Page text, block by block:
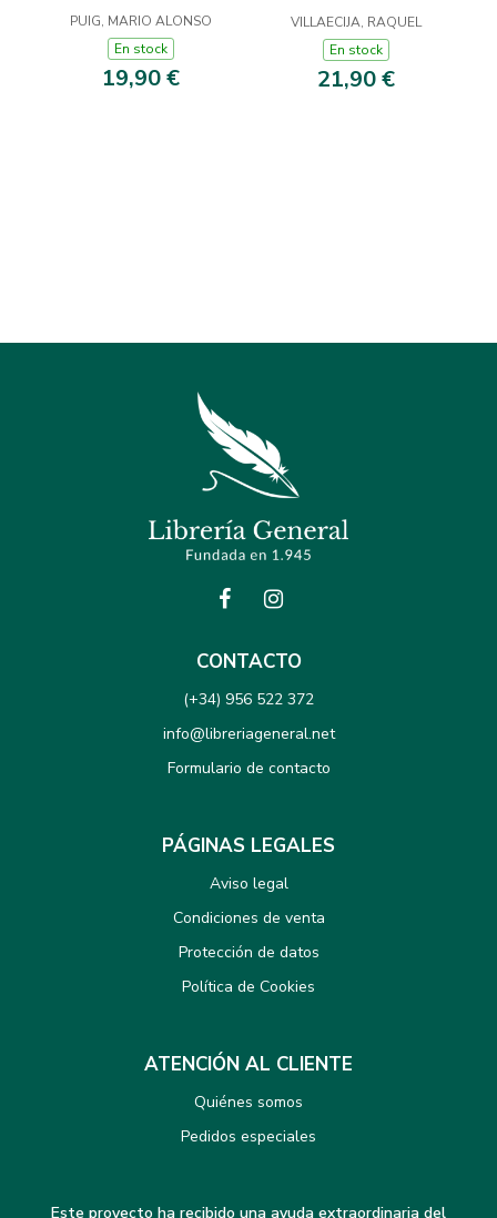
PUIG, MARIO ALONSO
En stock
19,90 €
VILLAECIJA, RAQUEL
En stock
21,90 €
CONTACTO
(+34) 956 522 372
info@libreriageneral.net
Formulario de contacto
PÁGINAS LEGALES
Aviso legal
Condiciones de venta
Protección de datos
Política de Cookies
ATENCIÓN AL CLIENTE
Quiénes somos
Pedidos especiales
Este proyecto ha recibido una ayuda extraordinaria del